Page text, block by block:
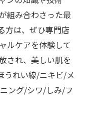
組み合わさった最
方は、ぜひ専門店
ルケアを体験して
され、美しい肌を
うれい線/ニキビ/メ
ング/シワ/しみ/フ